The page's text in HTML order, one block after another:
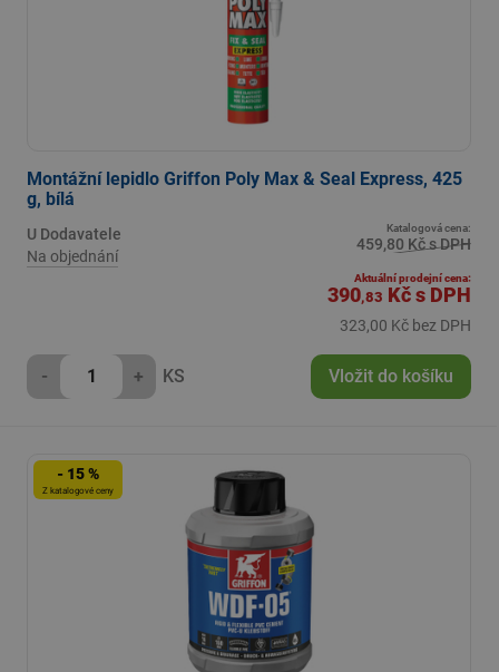
Montážní lepidlo Griffon Poly Max & Seal Express, 425
g, bílá
U Dodavatele
Na objednání
Katalogová cena:
459,80 Kč s DPH
Aktuální prodejní cena:
390,83 Kčs DPH
323,00 Kč bez DPH
- + KS Vložit do košíku
- 15 %
Z katalogové ceny